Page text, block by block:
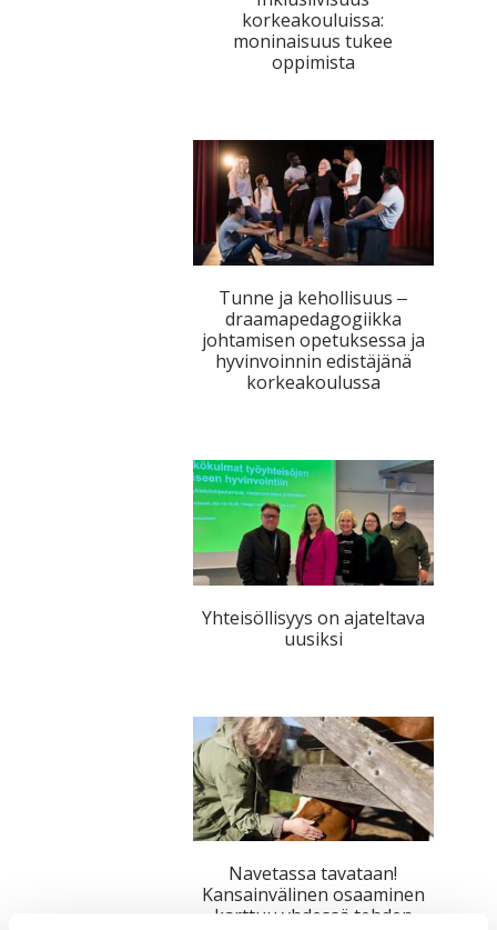
korkeakouluissa:
moninaisuus tukee
oppimista
Tunne ja kehollisuus ‒
draamapedagogiikka
johtamisen opetuksessa ja
hyvinvoinnin edistäjänä
korkeakoulussa
Yhteisöllisyys on ajateltava
uusiksi
Navetassa tavataan!
Kansainvälinen osaaminen
karttuu yhdessä tehden